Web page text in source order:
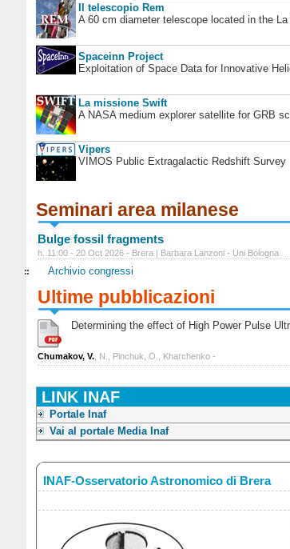
Il telescopio Rem
A 60 cm diameter telescope located in the
Spaceinn Project
Exploitation of Space Data for Innovative
La missione Swift
A NASA medium explorer satellite for GRB
Vipers
VIMOS Public Extragalactic Redshift Survey
Seminari area milanese
Bulge fossil fragments
h. 11:00 - 20 Oct 2026 - Brera | Barbara Lanzoni - Uni Bologna
Archivio congressi
Ultime pubblicazioni
Determining the effect of High Power Pulse
Chumakov, V. , N., Pinchuk, O., Kharchenko -
LINK INAF
Portale Inaf
Vai al portale Media Inaf
INAF-Osservatorio Astronomico di Brera